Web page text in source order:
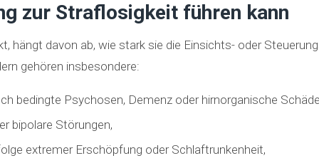
zur Straflosigkeit führen kann
hängt davon ab, wie stark sie die Einsichts- oder
gehören insbesondere:
bedingte Psychosen, Demenz oder hirnorganische
bipolare Störungen,
extremer Erschöpfung oder Schlaftrunkenheit,